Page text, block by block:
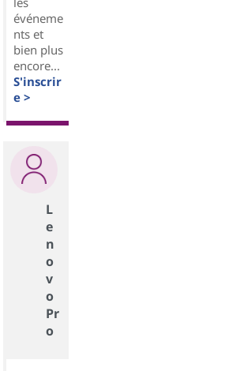
événeme
nts et
bien plus
encore...
S'inscrir
e >
L
e
n
o
v
o
Pr
o